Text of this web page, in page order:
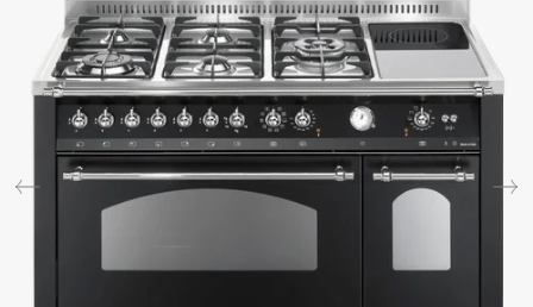
Personlig rådgivning
Opdag månedens tilbud →